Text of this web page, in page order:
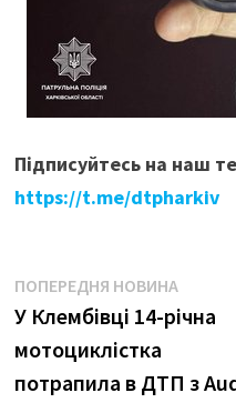
Підписуйтесь на наш
https://t.me/dtpharkiv
Навігація
записів
ПОПЕРЕДНЯ НОВИНА
новина:
У Клембівці 14-річна
мотоциклістка
потрапила в ДТП з